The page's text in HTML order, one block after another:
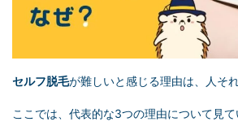
セルフ脱毛が難しいと感じる理由は、人それ
ここでは、代表的な3つの理由について見て